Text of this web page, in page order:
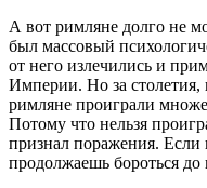
А вот римляне долго не
был массовый
от него излечились и
Империи. Но за столетия,
римляне проиграли
Потому что нельзя
признал поражения. Если
продолжаешь бороться